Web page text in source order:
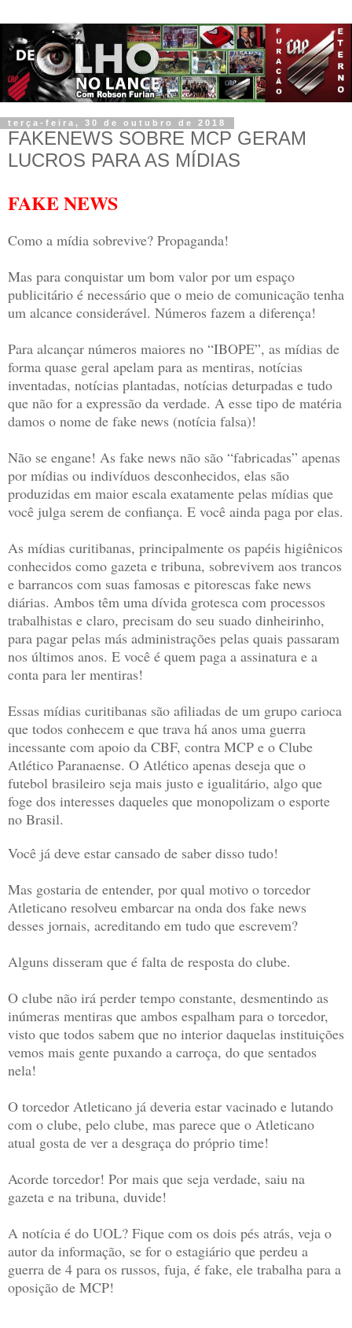
terça-feira, 30 de outubro de 2018
FAKENEWS SOBRE MCP GERAM
LUCROS PARA AS MÍDIAS
FAKE NEWS
Como a mídia sobrevive? Propaganda!
Mas para conquistar um bom valor por um espaço
publicitário é necessário que o meio de comunicação tenha
um alcance considerável. Números fazem a diferença!
Para alcançar números maiores no “IBOPE”, as mídias de
forma quase geral apelam para as mentiras, notícias
inventadas, notícias plantadas, notícias deturpadas e tudo
que não for a expressão da verdade. A esse tipo de matéria
damos o nome de fake news (notícia falsa)!
Não se engane! As fake news não são “fabricadas” apenas
por mídias ou indivíduos desconhecidos, elas são
produzidas em maior escala exatamente pelas mídias que
você julga serem de confiança. E você ainda paga por elas.
As mídias curitibanas, principalmente os papéis higiênicos
conhecidos como gazeta e tribuna, sobrevivem aos trancos
e barrancos com suas famosas e pitorescas fake news
diárias. Ambos têm uma dívida grotesca com processos
trabalhistas e claro, precisam do seu suado dinheirinho,
para pagar pelas más administrações pelas quais passaram
nos últimos anos. E você é quem paga a assinatura e a
conta para ler mentiras!
Essas mídias curitibanas são afiliadas de um grupo carioca
que todos conhecem e que trava há anos uma guerra
incessante com apoio da CBF, contra MCP e o Clube
Atlético Paranaense. O Atlético apenas deseja que o
futebol brasileiro seja mais justo e igualitário, algo que
foge dos interesses daqueles que monopolizam o esporte
no Brasil.
Você já deve estar cansado de saber disso tudo!
Mas gostaria de entender, por qual motivo o torcedor
Atleticano resolveu embarcar na onda dos fake news
desses jornais, acreditando em tudo que escrevem?
Alguns disseram que é falta de resposta do clube.
O clube não irá perder tempo constante, desmentindo as
inúmeras mentiras que ambos espalham para o torcedor,
visto que todos sabem que no interior daquelas instituições
vemos mais gente puxando a carroça, do que sentados
nela!
O torcedor Atleticano já deveria estar vacinado e lutando
com o clube, pelo clube, mas parece que o Atleticano
atual gosta de ver a desgraça do próprio time!
Acorde torcedor! Por mais que seja verdade, saiu na
gazeta e na tribuna, duvide!
A notícia é do UOL? Fique com os dois pés atrás, veja o
autor da informação, se for o estagiário que perdeu a
guerra de 4 para os russos, fuja, é fake, ele trabalha para a
oposição de MCP!